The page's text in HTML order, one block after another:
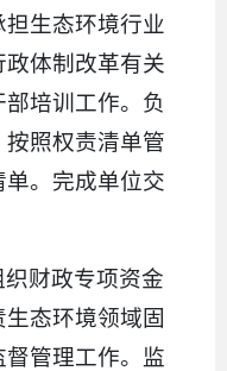
生态环境行业
体制改革有关
培训工作。负
照权责清单管
。完成单位交
织财政专项资金
态环境领域固
管理工作。监